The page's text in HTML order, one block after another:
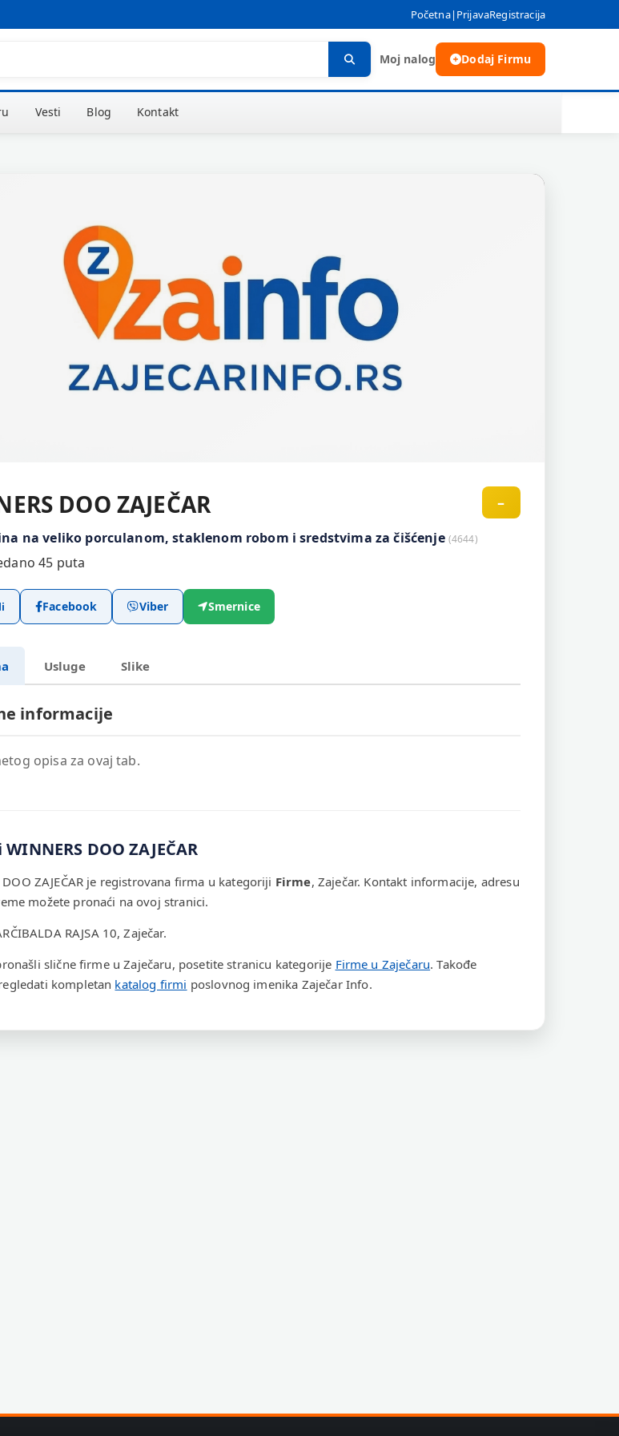
Početna| PrijavaRegistracija
Moj nalog Dodaj Firmu
Vesti Blog Kontakt
DOO ZAJEČAR
na veliko porculanom, staklenom robom i sredstvima za čišćenje (4644)
45 puta
–
Facebook Viber Smernice
Usluge Slike
informacije
opisa za ovaj tab.
DOO ZAJEČAR
DOO ZAJEČAR je registrovana firma u kategoriji Firme, Zaječar. Kontakt informacije, adresu
možete pronaći na ovoj stranici.
RAJSA 10, Zaječar.
slične firme u Zaječaru, posetite stranicu kategorije Firme u Zaječaru. Takođe
kompletan katalog firmi poslovnog imenika Zaječar Info.